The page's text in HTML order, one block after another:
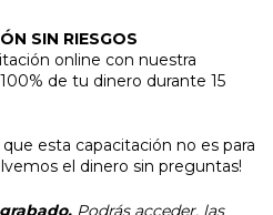
SIN RIESGOS
online con nuestra
de tu dinero durante 15
esta capacitación no es para
el dinero sin preguntas!
Podrás acceder, las